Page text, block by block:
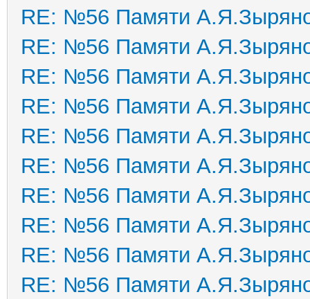
RE: №56 Памяти
RE: №56 Памяти
RE: №56 Памяти
RE: №56 Памяти
RE: №56 Памяти
RE: №56 Памяти
RE: №56 Памяти
RE: №56 Памяти
RE: №56 Памяти
RE: №56 Памяти